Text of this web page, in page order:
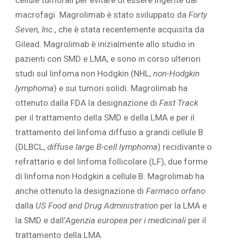
macrofagi. Magrolimab è stato sviluppato da Forty
Seven, Inc., che è stata recentemente acquisita da
Gilead. Magrolimab è inizialmente allo studio in
pazienti con SMD e LMA, e sono in corso ulteriori
studi sul linfoma non Hodgkin (NHL, non-Hodgkin
lymphoma) e sui tumori solidi. Magrolimab ha
ottenuto dalla FDA la designazione di Fast Track
per il trattamento della SMD e della LMA e per il
trattamento del linfoma diffuso a grandi cellule B
(DLBCL, diffuse large B-cell lymphoma) recidivante o
refrattario e del linfoma follicolare (LF), due forme
di linfoma non Hodgkin a cellule B. Magrolimab ha
anche ottenuto la designazione di Farmaco orfano
dalla US Food and Drug Administration per la LMA e
la SMD e dall’Agenzia europea per i medicinali per il
trattamento della LMA.